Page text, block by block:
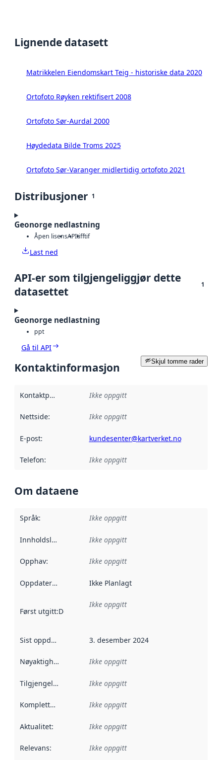
Lignende datasett
Matrikkelen Eiendomskart Teig - historiske data 2020
Ortofoto Røyken rektifisert 2008
Ortofoto Sør-Aurdal 2000
Høydedata Bilde Troms 2025
Ortofoto Sør-Varanger midlertidig ortofoto 2021
Distribusjoner 1
Geonorge nedlastning
Åpen lisensAPItifftif
Last ned
API-er som tilgjengeliggjør dette
datasettet
1
Geonorge nedlastning
ppt
Gå til API
Skjul tomme rader
Kontaktinformasjon
Kontaktpunkt Ikke oppgitt
Nettside: Ikke oppgitt
E-post: kundesenter@kartverket.no
Telefon: Ikke oppgitt
Om dataene
Språk: Ikke oppgitt
Innholdsleverandører :
Ikke oppgitt
Opphav: Ikke oppgitt
Oppdateringsfrekvens :
Ikke Planlagt
Først utgitt:Denne datoen sier når dataene i dette
Ikke oppgitt
Sist oppdatert 3. desember 2024
Nøyaktighet Ikke oppgitt
Tilgjengelighet Ikke oppgitt
Kompletthet Ikke oppgitt
Aktualitet: Ikke oppgitt
Relevans: Ikke oppgitt